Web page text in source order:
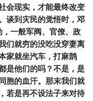
会现实，才能最终改变
谈到灾民的觉悟时，邓
一般军阀、官僚、政
们就穷的没吃没穿妻离
家就坐汽车，打麻鹊
是他们的吗？不是，是
胞的血汗。那末我们就
若是再不设法子来对待